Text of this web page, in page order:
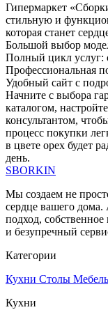
Гипермаркет
стильную и
которая станет
Большой выбор
Полный цикл услуг:
Профессиональная
Удобный сайт с
Начните с выбора
каталогом,
консультантом,
процесс покупки
в цвете орех будет
день.
SBORKIN
Мы создаем не
сердце вашего
подход, собственное
и безупречный
Категории
Кухни Столы
Кухни